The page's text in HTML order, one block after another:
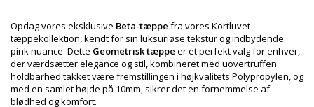
Opdag vores eksklusive Beta-tæppe fra vores Kortluvet
tæppekollektion, kendt for sin luksuriøse tekstur og indbydende
pink nuance. Dette Geometrisk tæppe er et perfekt valg for enhver,
der værdsætter elegance og stil, kombineret med uovertruffen
holdbarhed takket være fremstillingen i højkvalitets Polypropylen, og
med en samlet højde på 10mm, sikrer det en fornemmelse af
blødhed og komfort.